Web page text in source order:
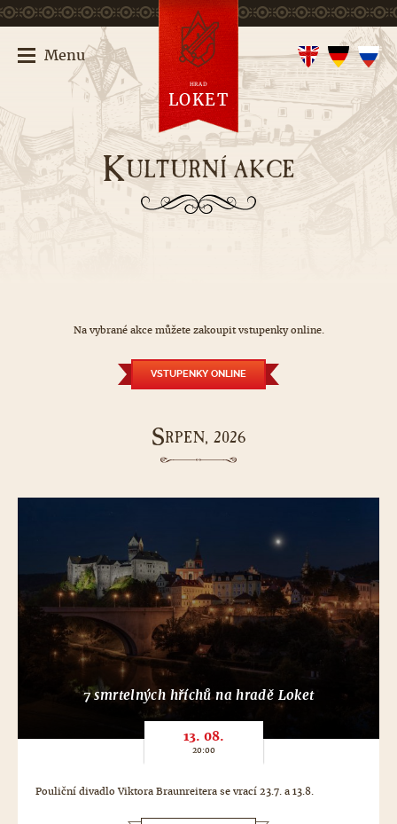
KULTURNÍ AKCE
Na vybrané akce můžete zakoupit vstupenky online.
VSTUPENKY ONLINE
SRPEN, 2026
7 smrtelných hříchů na hradě Loket
13. 08.
20:00
Pouliční divadlo Viktora Braunreitera se vrací 23.7. a 13.8.
Menu
HRAD
LOKET